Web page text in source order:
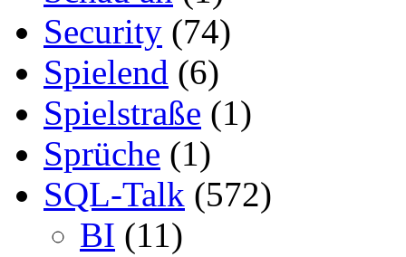
Security (74)
Spielend (6)
Spielstraße (1)
Sprüche (1)
SQL-Talk (572)
BI (11)